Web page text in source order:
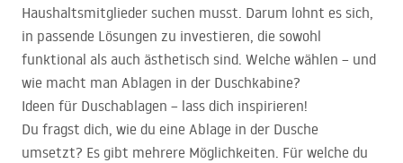
Haushaltsmitglieder suchen musst. Darum lohnt es sich,
in passende Lösungen zu investieren, die sowohl
funktional als auch ästhetisch sind. Welche wählen – und
wie macht man Ablagen in der Duschkabine?
Ideen für Duschablagen – lass dich inspirieren!
Du fragst dich, wie du eine Ablage in der Dusche
umsetzt? Es gibt mehrere Möglichkeiten. Für welche du